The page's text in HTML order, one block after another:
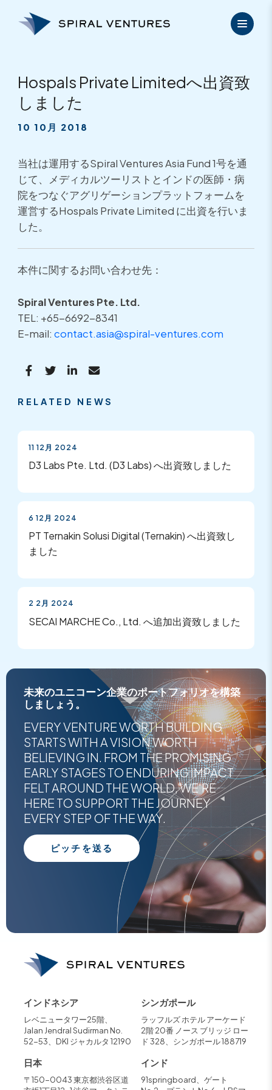
Hospals Private Limitedへ出資致
しました
10 10月 2018
当社は運用するSpiral Ventures Asia Fund 1号を通
じて、メディカルツーリストとインドの医師・病
院をつなぐアグリゲーションプラットフォームを
運営するHospals Private Limited に出資を行いま
した。
本件に関するお問い合わせ先：
Spiral Ventures Pte. Ltd.
TEL: +65-6692-8341
E-mail:contact.asia@spiral-ventures.com
RELATED NEWS
11 12月 2024
D3 Labs Pte. Ltd. (D3 Labs) へ出資致しました
6 12月 2024
PT Ternakin Solusi Digital (Ternakin) へ出資致し
ました
2 2月 2024
SECAI MARCHE Co., Ltd. へ追加出資致しました
未来のユニコーン企業のポートフォリオを構築
しましょう。
EVERY VENTURE WORTH BUILDING
STARTS WITH A VISION WORTH
BELIEVING IN. FROM THE PROMISING
EARLY STAGES TO ENDURING IMPACT
FELT AROUND THE WORLD, WE'RE
HERE TO SUPPORT THE JOURNEY
EVERY STEP OF THE WAY.
ピッチを送る
インドネシア
レベニュータワー25階、
Jalan Jendral Sudirman No.
52-53、DKI ジャカルタ 12190
シンガポール
ラッフルズ ホテル アーケード
2階 20番 ノース ブリッジ ロー
ド 328、シンガポール 188719
日本
〒150-0043 東京都渋谷区道
インド
91springboard、ゲート